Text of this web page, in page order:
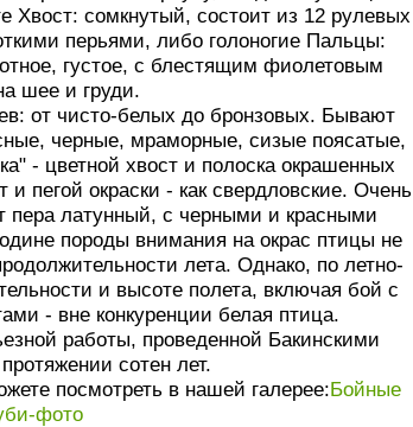
Хвост: сомкнутый, состоит из 12 рулевых
перьями, либо голоногие Пальцы:
густое, с блестящим фиолетовым
шее и груди.
от чисто-белых до бронзовых. Бывают
черные, мраморные, сизые поясатые,
- цветной хвост и полоска окрашенных
пегой окраски - как свердловские. Очень
пера латунный, с черными и красными
породы внимания на окрас птицы не
лета. Однако, по летно-
и высоте полета, включая бой с
- вне конкуренции белая птица.
работы, проведенной Бакинскими
сотен лет.
посмотреть в нашей галерее:Бойные
фото